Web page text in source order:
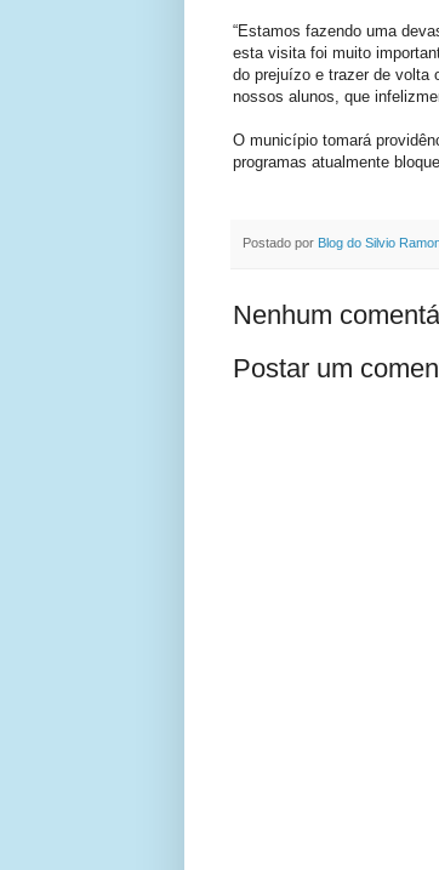
“Estamos fazendo uma
esta visita foi muito
do prejuízo e trazer de volta
nossos alunos, que
O município tomará
programas atualmente
Postado por Blog do Silvio
Nenhum
Postar um